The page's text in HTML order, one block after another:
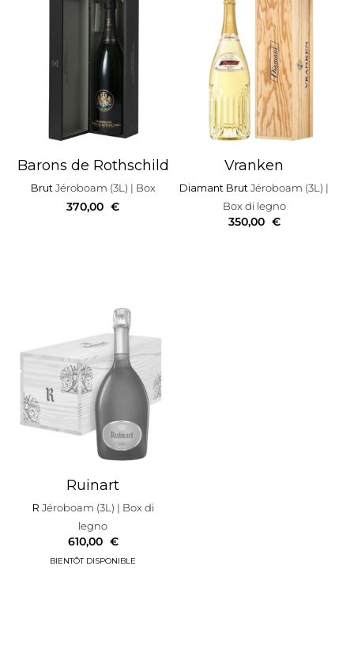
Barons de Rothschild
BrutJéroboam (3L) | Box
370,00 €
Vranken
Diamant BrutJéroboam (3L) |
Box di legno
350,00 €
Ruinart
R Jéroboam (3L) | Box di
legno
610,00 €